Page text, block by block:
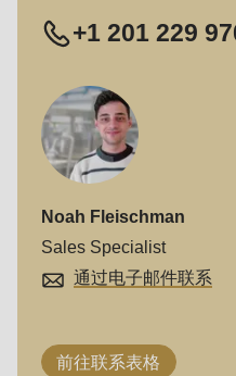
+1 201 229
Noah Fleischman
Sales Specialist
通过电子邮件联系
前往联系表格